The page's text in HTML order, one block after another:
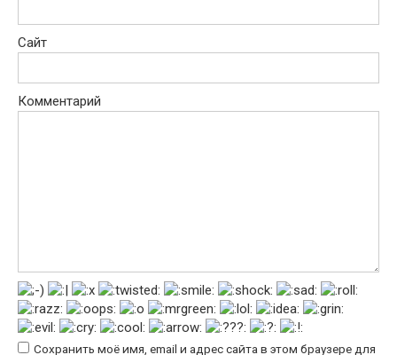
Сайт
Комментарий
Сохранить моё имя, email и адрес сайта в этом браузере для